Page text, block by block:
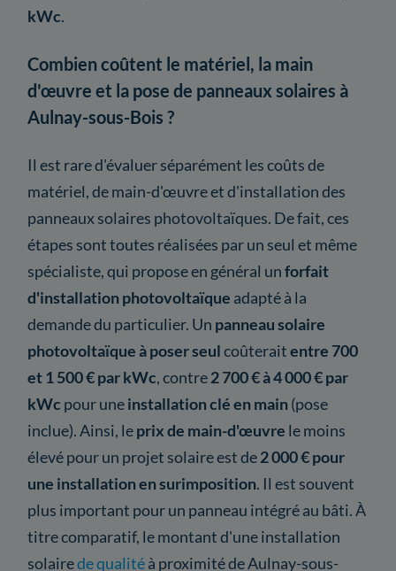
kWc.
Combien coûtent le matériel, la main
d'œuvre et la pose de panneaux solaires à
Aulnay-sous-Bois ?
Il est rare d'évaluer séparément les coûts de
matériel, de main-d'œuvre et d'installation des
panneaux solaires photovoltaïques. De fait, ces
étapes sont toutes réalisées par un seul et même
spécialiste, qui propose en général unforfait
d'installation photovoltaïque adapté à la
demande du particulier. Un panneau solaire
photovoltaïque à poser seulcoûteraitentre 700
et 1 500 € par kWc, contre2 700 € à 4 000 € par
kWc pour uneinstallation clé en main(pose
inclue). Ainsi, leprix de main-d'œuvre le moins
élevé pour un projet solaire est de2 000 € pour
une installation en surimposition. Il est souvent
plus important pour un panneau intégré au bâti. À
titre comparatif, le montant d'une installation
solairede qualitéà proximité de Aulnay-sous-